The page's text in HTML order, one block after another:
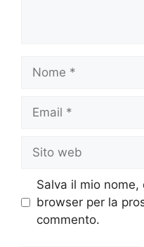
Nome
Email
Sito
web
Salva il mio
browser per la
commento.